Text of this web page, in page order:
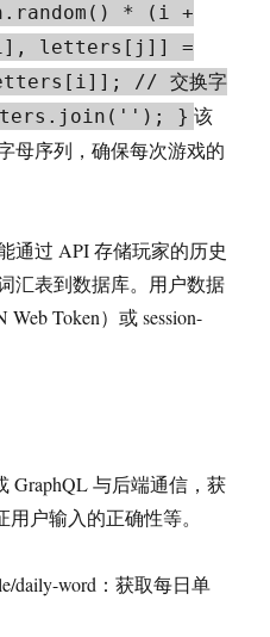
* (i +
letters[j]] =
// 交换字
} 该
母序列，确保每次游戏的
通过 API 存储玩家的历史
汇表到数据库。用户数据
Token）或 session-
GraphQL 与后端通信，获
户输入的正确性等。
daily-word：获取每日单